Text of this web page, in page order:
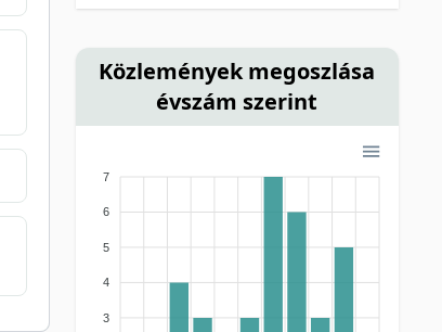
Közlemények megoszlása
évszám szerint
7
6
5
4
3